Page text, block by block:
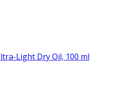
Light Dry Oil, 100 ml